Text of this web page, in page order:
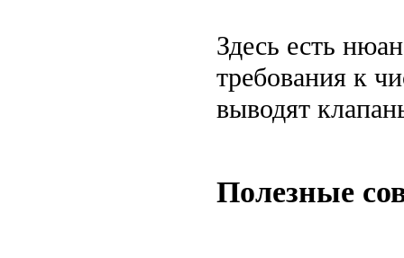
Здесь есть
требования к
выводят
Полезные